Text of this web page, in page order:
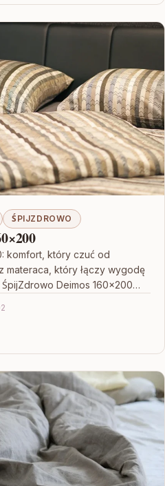
ŚPIJZDROWO
komfort, który czuć od
materaca, który łączy wygodę
Deimos 160×200